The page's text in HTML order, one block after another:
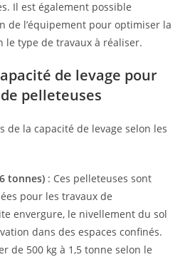
Il est également possible
de l’équipement pour optimiser la
le type de travaux à réaliser.
de levage pour
pelleteuses
de la capacité de levage selon les
tonnes) : Ces pelleteuses sont
pour les travaux de
envergure, le nivellement du sol
dans des espaces confinés.
de 500 kg à 1,5 tonne selon le